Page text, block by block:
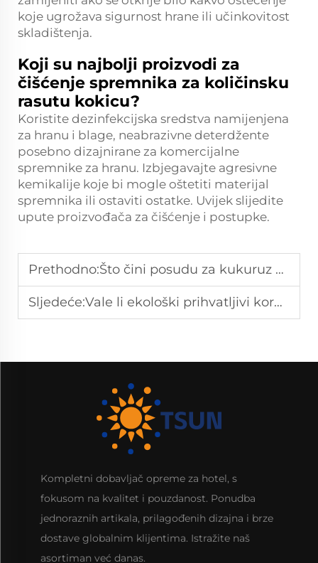
koje ugrožava sigurnost hrane ili učinkovitost
skladištenja.
Koji su najbolji proizvodi za
čišćenje spremnika za količinsku
rasutu kokicu?
Koristite dezinfekcijska sredstva namijenjena
za hranu i blage, neabrazivne deterdžente
posebno dizajnirane za komercijalne
spremnike za hranu. Izbjegavajte agresivne
kemikalije koje bi mogle oštetiti materijal
spremnika ili ostaviti ostatke. Uvijek slijedite
upute proizvođača za čišćenje i postupke.
Prethodno:Što čini posudu za kukuruz u zrnu izdržljivom?
Sljedeće:Vale li ekološki prihvatljivi korneti za kukuruzne pahuljice?
Kompletni dobavljač opreme za hotel, s
fokusom na kvalitet i pouzdanost. Ponudba
jednoraznih artikala, prilagođenih dizajna i brze
dostave globalnim klijentima. Istražite naš
asortiman već danas.